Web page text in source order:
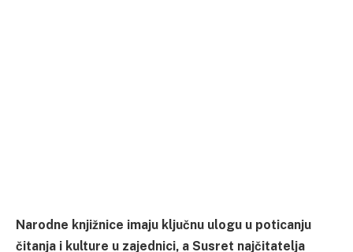
Narodne knjižnice imaju ključnu ulogu u poticanju
čitanja i kulture u zajednici, a Susret najčitatelja